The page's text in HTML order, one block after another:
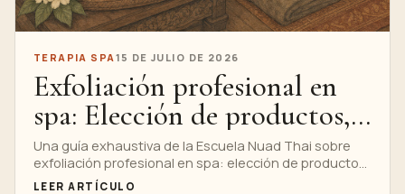
TERAPIA SPA15 DE JULIO DE 2026
Exfoliación profesional en
spa: Elección de productos,
presión y cuidados
posteriores
Una guía exhaustiva de la Escuela Nuad Thai sobre
exfoliación profesional en spa: elección de productos,
presión y cuidados posteriores, con análisis de
LEER ARTÍCULO